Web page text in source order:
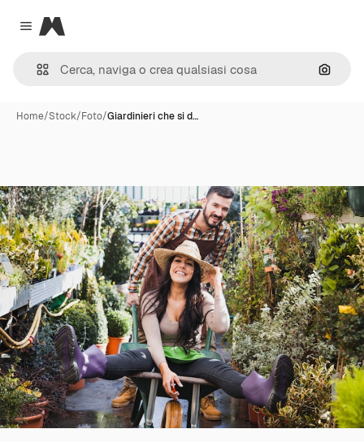
Close menu
Magnific
Cerca
Home/Stock/Foto/Giardinieri che si d…